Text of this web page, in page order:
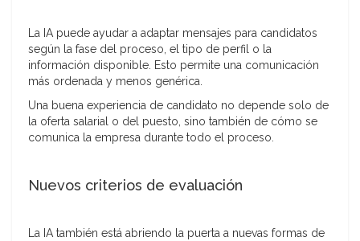
La IA puede ayudar a adaptar mensajes para candidatos
según la fase del proceso, el tipo de perfil o la
información disponible. Esto permite una comunicación
más ordenada y menos genérica.
Una buena experiencia de candidato no depende solo de
la oferta salarial o del puesto, sino también de cómo se
comunica la empresa durante todo el proceso.
Nuevos criterios de evaluación
La IA también está abriendo la puerta a nuevas formas de